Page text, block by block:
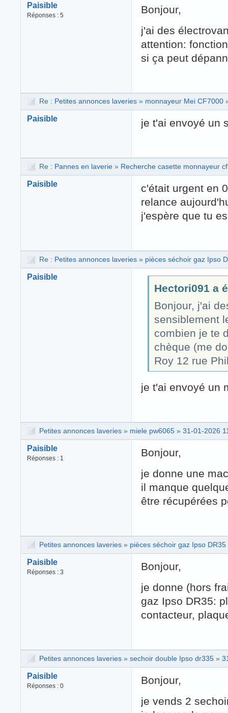
Paisible
Réponses : 5
Bonjour,
j'ai des
attention:
si ça peut
Re : Petites annonces laveries » monnayeur Mei CF7000
Paisible je t'ai envoyé un
Re : Pannes en laverie » Recherche casette monnayeur
Paisible
c'était urgent en
relance
j'espère que tu
Re : Petites annonces laveries » pièces séchoir gaz Ipso
Paisible
Hectori091 a
Bonjour, j'ai
sensiblement
combien je te
chèque (me
Roy 12 rue
je t'ai envoyé un
Petites annonces laveries » miele pw6065 » 31-01-2026
Paisible
Réponses : 1
Bonjour,
je donne une
il manque
être récupérées
Petites annonces laveries » pièces séchoir gaz Ipso DR35
Paisible
Réponses : 3
Bonjour,
je donne (hors
gaz Ipso DR35:
contacteur,
Petites annonces laveries » sechoir double Ipso dr335 »
Paisible
Réponses : 0
Bonjour,
je vends 2